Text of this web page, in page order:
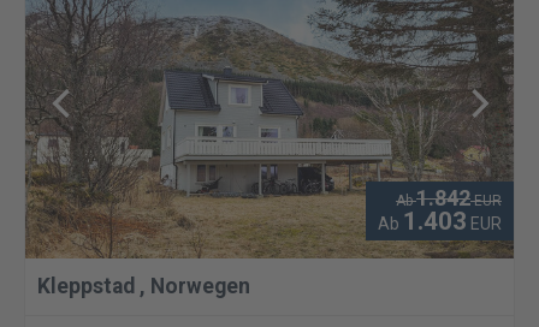
Ab1.842 EUR
Ab 1.403 EUR
Kleppstad , Norwegen